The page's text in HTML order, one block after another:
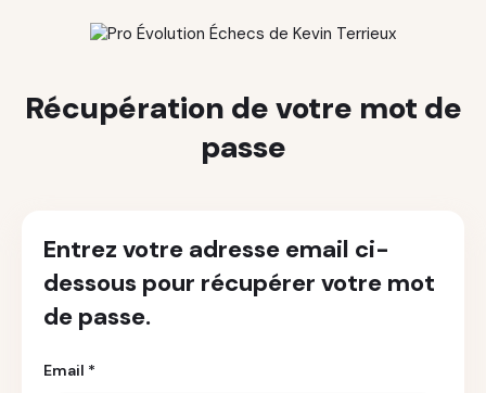
Récupération de votre mot de
passe
Entrez votre adresse email ci-
dessous pour récupérer votre mot
de passe.
Email *